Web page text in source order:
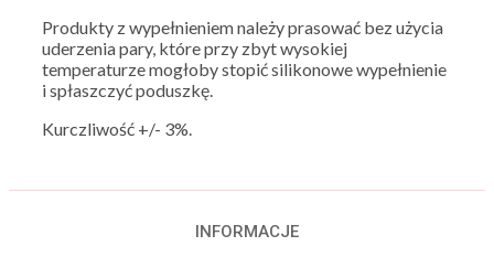
Produkty z wypełnieniem należy prasować bez użycia
uderzenia pary, które przy zbyt wysokiej
temperaturze mogłoby stopić silikonowe wypełnienie
i spłaszczyć poduszkę.
Kurczliwość +/- 3%.
INFORMACJE